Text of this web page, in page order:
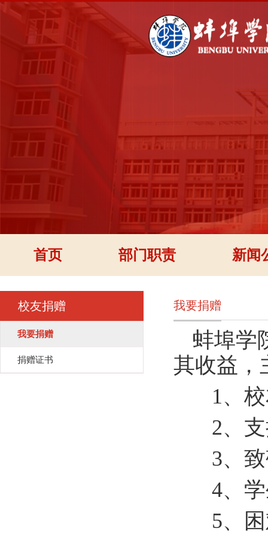
首页 部门职责 新闻
校友捐赠
我要捐赠
捐赠证书
我要捐赠
蚌埠学
其收益，
1、
2、
3、
4、
5、